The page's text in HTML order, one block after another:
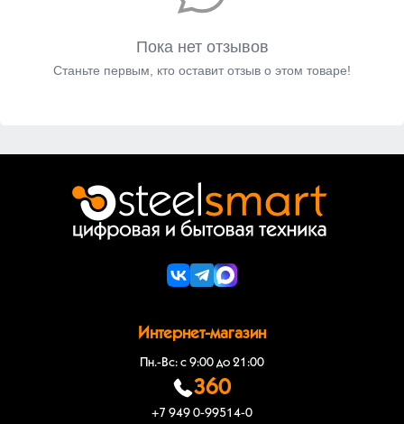
Пока нет отзывов
Станьте первым, кто оставит отзыв о этом товаре!
Интернет-магазин
Пн.-Вс: с 9:00 до 21:00
360
+7 949 0-99514-0